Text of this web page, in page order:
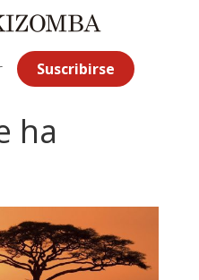
Suscribirse
ha